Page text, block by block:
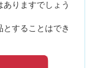
りますでしょう
することはでき